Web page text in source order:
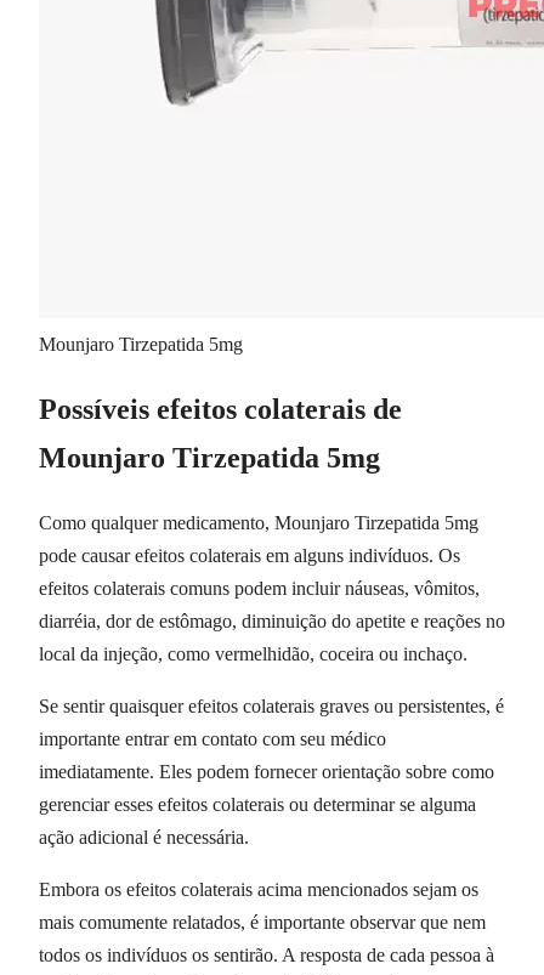
Mounjaro Tirzepatida 5mg
Possíveis efeitos colaterais de
Mounjaro Tirzepatida 5mg
Como qualquer medicamento, Mounjaro Tirzepatida 5mg
pode causar efeitos colaterais em alguns indivíduos. Os
efeitos colaterais comuns podem incluir náuseas, vômitos,
diarréia, dor de estômago, diminuição do apetite e reações no
local da injeção, como vermelhidão, coceira ou inchaço.
Se sentir quaisquer efeitos colaterais graves ou persistentes, é
importante entrar em contato com seu médico
imediatamente. Eles podem fornecer orientação sobre como
gerenciar esses efeitos colaterais ou determinar se alguma
ação adicional é necessária.
Embora os efeitos colaterais acima mencionados sejam os
mais comumente relatados, é importante observar que nem
todos os indivíduos os sentirão. A resposta de cada pessoa à